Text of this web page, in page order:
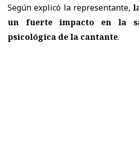
Según explicó la representante,
un fuerte impacto en la
psicológica de la cantante.